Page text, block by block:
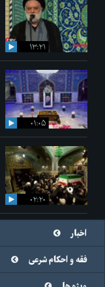
۱۳:۲۱
۰۱:۰۵
۰۲:۲۰
اخبار
فقه و احکام شرعی